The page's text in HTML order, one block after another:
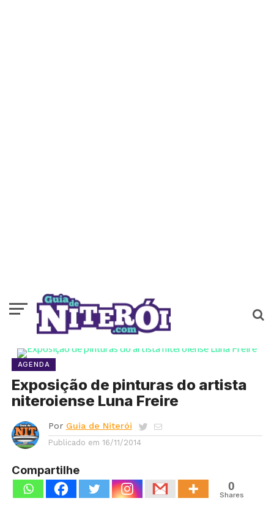
AGENDA
Exposição de pinturas do artista
niteroiense Luna Freire
Por Guia de Niterói
Publicado em 16/11/2014
Compartilhe
0
Shares